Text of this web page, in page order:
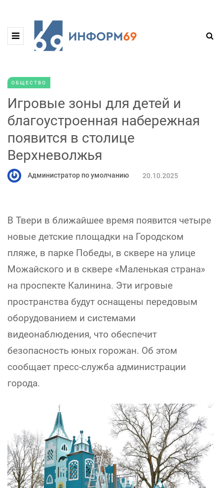
ОБЩЕСТВО
Игровые зоны для детей и
благоустроенная набережная
появится в столице
Верхневолжья
Администратор по умолчанию 20.10.2025
В Твери в ближайшее время появится четыре
новые детские площадки на Городском
пляже, в парке Победы, в сквере на улице
Можайского и в сквере «Маленькая страна»
на проспекте Калинина. Эти игровые
пространства будут оснащены передовым
оборудованием и системами
видеонаблюдения, что обеспечит
безопасность юных горожан. Об этом
сообщает пресс-служба администрации
города.